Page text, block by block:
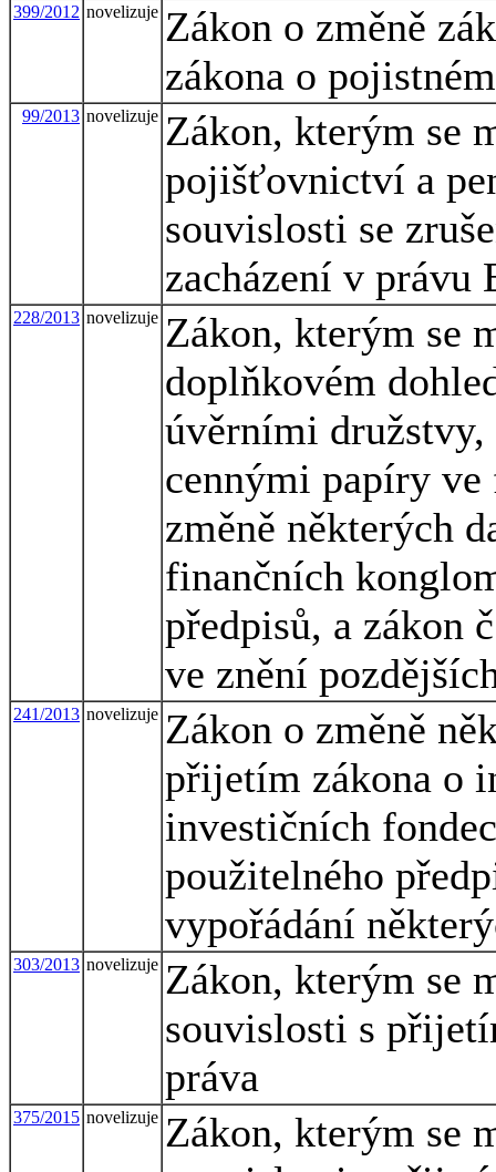
399/2012 novelizuje Zákon o změně
zákona o
99/2013 novelizuje Zákon, kterým se
pojišťovnictví a
souvislosti se
zacházení v právu
228/2013 novelizuje Zákon, kterým se
doplňkovém
úvěrními
cennými papíry ve
změně některých
finančních
předpisů, a zákon
ve znění
241/2013 novelizuje Zákon o změně
přijetím zákona o
investičních
použitelného
vypořádání
303/2013 novelizuje Zákon, kterým se
souvislosti s
práva
375/2015 novelizuje Zákon, kterým se